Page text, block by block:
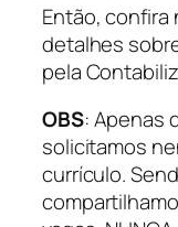
Então, confira
detalhes
pela
OBS: Apenas
solicitamos
currículo.